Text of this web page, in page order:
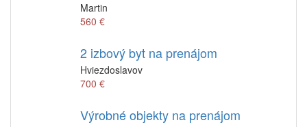
Martin
560 €
2 izbový byt na prenájom
Hviezdoslavov
700 €
Výrobné objekty na prenájom